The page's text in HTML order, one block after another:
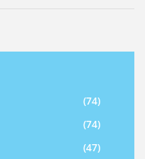
(74)
(74)
(47)